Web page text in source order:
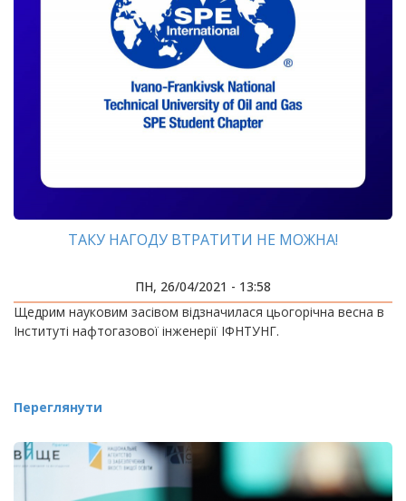
ТАКУ НАГОДУ ВТРАТИТИ НЕ МОЖНА!
ПН, 26/04/2021 - 13:58
Щедрим науковим засівом відзначилася цьогорічна весна в
Інституті нафтогазової інженерії ІФНТУНГ.
Переглянути